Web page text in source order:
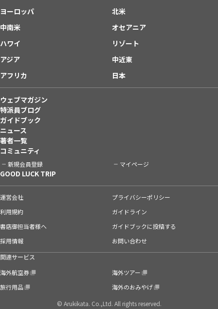
ヨーロッパ
北米
中南米
オセアニア
ハワイ
リゾート
アジア
中近東
アフリカ
日本
ウェブマガジン
特派員ブログ
ガイドブック
ニュース
著者一覧
コミュニティ
新規会員登録 マイページ
GOOD LUCK TRIP
運営会社
プライバシーポリシー
利用規約
ガイドライン
書店御担当者様へ
ガイドブックに投稿する
採用情報
お問い合わせ
関連サービス
海外航空券
海外ツアー
旅行用品
海外のおみやげ
© Arukikata. Co.,Ltd. All rights reserved.